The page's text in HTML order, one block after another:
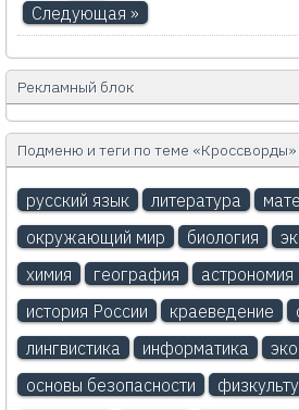
Следующая »
Рекламный блок
Подменю и теги по теме «Кроссворды»
русский язык литература
окружающий мир
биология
химия
география астрономия
история России
краеведение
лингвистика
информатика
основы безопасности